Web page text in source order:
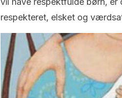
respekteret, elsket og